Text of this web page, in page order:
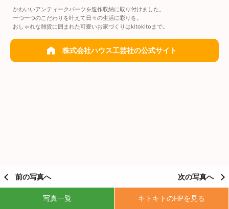
かわいいアンティークパーツを造作収納に取り付けました。
一つ一つのこだわりを叶えて日々の生活に彩りを。
おしゃれな雑貨に囲まれた可愛いお家づくりはkitokitoまで。
株式会社ハウス工芸社の公式サイト
前の写真へ 次の写真へ
写真一覧 キトキトのHPを見る